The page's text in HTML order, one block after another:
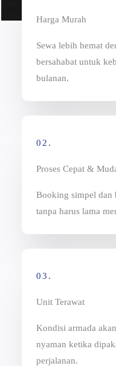
Harga Murah
Sewa lebih hemat
bersahabat untuk
bulanan.
02.
Proses Cepat &
Booking simpel dan
tanpa harus lama
03.
Unit Terawat
Kondisi armada
nyaman ketika
perjalanan.